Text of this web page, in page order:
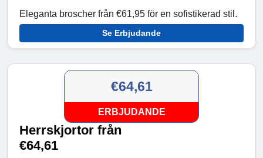
Eleganta broscher från €61,95 för en sofistikerad stil.
Se Erbjudande
€64,61
ERBJUDANDE
Herrskjortor från
€64,61